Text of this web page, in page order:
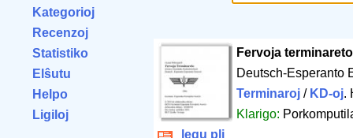
Kategorioj
Recenzoj
Statistiko
Elŝutu
Helpo
Ligiloj
Fervoja terminareto
Deutsch-Esperanto
Terminaroj/ KD-oj.
Klarigo:
legu pli